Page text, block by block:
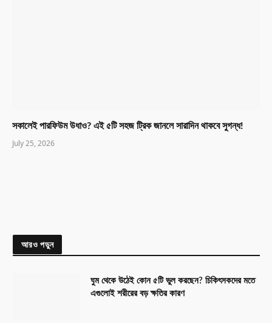
সকালেই পারফিউম উধাও? এই ৫টি সহজ ট্রিক জানলে সারাদিন থাকবে সুগন্ধ!
July 25, 2026
আরও পড়ুন
ঘুম থেকে উঠেই কোন ৫টি ভুল করছেন? চিকিৎসকদের মতে
এগুলোই শরীরের বড় ক্ষতির কারণ